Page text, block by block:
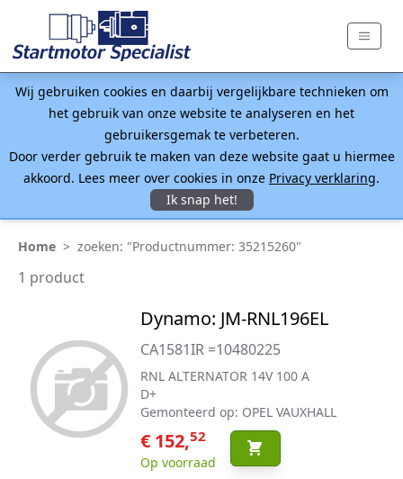
Wij gebruiken cookies en daarbij vergelijkbare technieken om
het gebruik van onze website te analyseren en het
gebruikersgemak te verbeteren.
Door verder gebruik te maken van deze website gaat u hiermee
akkoord. Lees meer over cookies in onze Privacy verklaring.
Ik snap het!
Home > zoeken: "Productnummer: 35215260"
1 product
Dynamo: JM-RNL196EL
CA1581IR =10480225
RNL ALTERNATOR 14V 100 A
D+
Gemonteerd op: OPEL VAUXHALL
€ 152,52
Op voorraad